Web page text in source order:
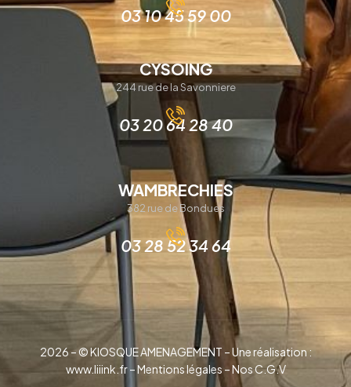
03 10 45 59 00
CYSOING
244 rue de la Savonniere
03 20 64 28 40
WAMBRECHIES
382 rue de Bondues
03 28 52 34 64
2026 – © KIOSQUE AMENAGEMENT – Une réalisation :
www.liiink.fr –Mentions légales –Nos C.G.V